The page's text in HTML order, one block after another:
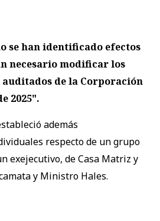
se han identificado efectos
necesario modificar los
de la Corporación
2025".
además
respecto de un grupo
exejecutivo, de Casa Matriz y
y Ministro Hales.